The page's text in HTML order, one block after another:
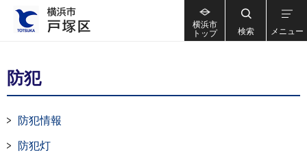
横浜市
トップ
検索 メニュー
防犯
防犯情報
防犯灯